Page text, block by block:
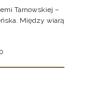
Tarnowskiej –
Między wiarą